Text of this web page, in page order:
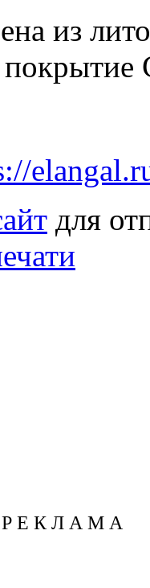
из
для
Р Е К Л А М А